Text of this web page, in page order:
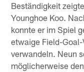
Beständigkeit
Younghoe Koo.
konnte er im Spiel
etwaige Field-
verwandeln. Neun
möglicherweise